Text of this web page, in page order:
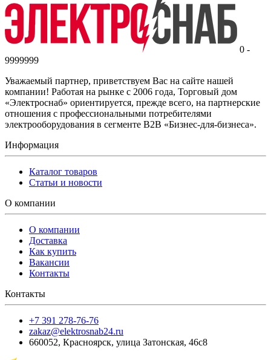
0 -
9999999
Уважаемый партнер, приветствуем Вас на сайте нашей
компании! Работая на рынке с 2006 года, Торговый дом
«Электроснаб» ориентируется, прежде всего, на партнерские
отношения с профессиональными потребителями
электрооборудования в сегменте B2B «Бизнес-для-бизнеса».
Информация
Каталог товаров
Статьи и новости
О компании
О компании
Доставка
Как купить
Вакансии
Контакты
Контакты
+7 391 278-76-76
zakaz@elektrosnab24.ru
660052, Красноярск, улица Затонская, 46с8